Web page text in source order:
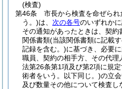
(検査)
第46条
市長から検査を命ぜられ
う。)は、 次の各号のいずれか
その通知があったときは、契
関係書類(当該関係書類に記載
記録を含む。)に基づき、必要
職員、契約の相手方、その代理
法第26条第1項及び第2項に規
術者をいう。以下同じ。)の立
及び数量その他について検査し